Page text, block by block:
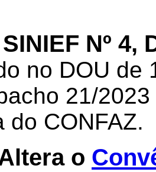
Nº 4,
no DOU
21/
do CONFAZ.
o